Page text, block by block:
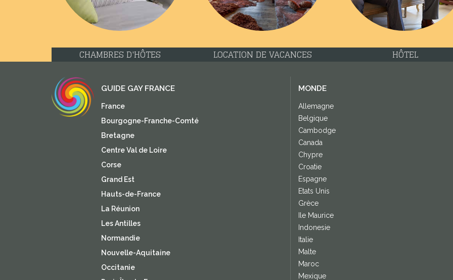
CHAMBRES D'HÔTES LOCATION DE VACANCES HÔTEL
GUIDE GAY FRANCE
France
Bourgogne-Franche-Comté
Bretagne
Centre Val de Loire
Corse
Grand Est
Hauts-de-France
La Réunion
Les Antilles
Normandie
Nouvelle-Aquitaine
Occitanie
MONDE
Allemagne
Belgique
Cambodge
Canada
Chypre
Croatie
Espagne
Etats Unis
Grèce
Ile Maurice
Indonesie
Italie
Malte
Maroc
Mexique